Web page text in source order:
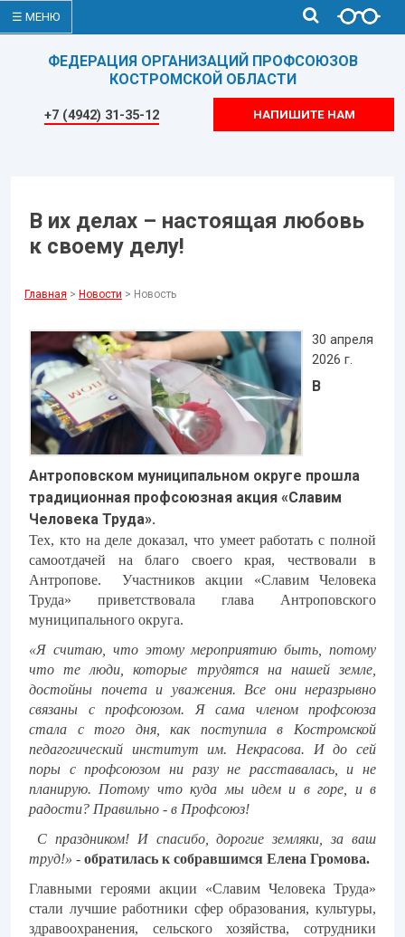
☰ МЕНЮ
ФЕДЕРАЦИЯ ОРГАНИЗАЦИЙ ПРОФСОЮЗОВ
КОСТРОМСКОЙ ОБЛАСТИ
+7 (4942) 31-35-12 НАПИШИТЕ НАМ
В их делах – настоящая любовь
к своему делу!
Главная > Новости > Новость
30 апреля
2026 г.
В
Антроповском муниципальном округе прошла
традиционная профсоюзная акция «Славим
Человека Труда».
Тех, кто на деле доказал, что умеет работать с полной
самоотдачей на благо своего края, чествовали в
Антропове. Участников акции «Славим Человека
Труда» приветствовала глава Антроповского
муниципального округа.
«Я считаю, что этому мероприятию быть, потому
что те люди, которые трудятся на нашей земле,
достойны почета и уважения. Все они неразрывно
связаны с профсоюзом. Я сама членом профсоюза
стала с того дня, как поступила в Костромской
педагогический институт им. Некрасова. И до сей
поры с профсоюзом ни разу не расставалась, и не
планирую. Потому что куда мы идем и в горе, и в
радости? Правильно - в Профсоюз!
С праздником! И спасибо, дорогие земляки, за ваш
труд!» - обратилась к собравшимся Елена Громова.
Главными героями акции «Славим Человека Труда»
стали лучшие работники сфер образования, культуры,
здравоохранения, сельского хозяйства, сотрудники